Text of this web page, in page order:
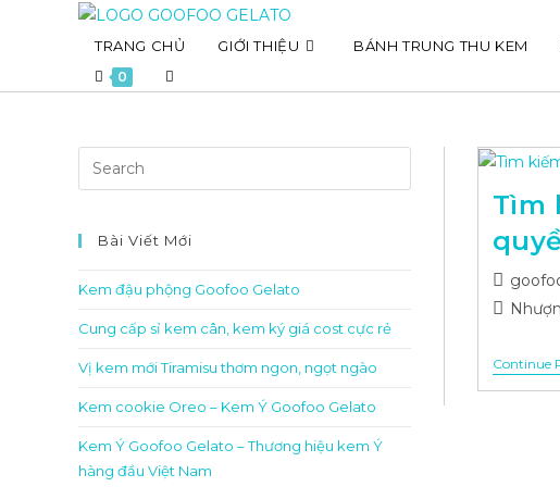
TRANG CHỦ GIỚI THIỆU BÁNH TRUNG THU KEM
0
Toggle
Bài Viết Mới
Kem đậu phộng Goofoo Gelato
Cung cấp sỉ kem cân, kem ký giá cost cực rẻ
Vị kem mới Tiramisu thơm ngon, ngọt ngào
Kem cookie Oreo – Kem Ý Goofoo Gelato
Kem Ý Goofoo Gelato – Thương hiệu kem Ý
hàng đầu Việt Nam
Tìm
Post
author:
Post
Continue